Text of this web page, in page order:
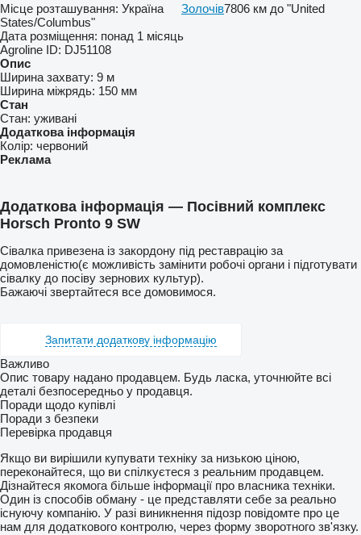
Місце розташування: Україна Золочів7806 км до "United
States/Columbus"
Дата розміщення: понад 1 місяць
Agroline ID: DJ51108
Опис
Ширина захвату: 9 м
Ширина міжрядь: 150 мм
Стан
Стан: уживані
Додаткова інформація
Колір: червоний
Реклама
Додаткова інформація — Посівний комплекс
Horsch Pronto 9 SW
Сівалка привезена із закордону під реставрацію за
домовленістю(є можливість замінити робочі органи і підготувати
сівалку до посіву зернових культур).
Бажаючі звертайтеся все домовимося.
Запитати додаткову інформацію
Важливо
Опис товару надано продавцем. Будь ласка, уточнюйте всі
деталі безпосередньо у продавця.
Поради щодо купівлі
Поради з безпеки
Перевірка продавця
Якщо ви вирішили купувати техніку за низькою ціною,
переконайтеся, що ви спілкуєтеся з реальним продавцем.
Дізнайтеся якомога більше інформації про власника техніки.
Один із способів обману - це представляти себе за реально
існуючу компанію. У разі виникнення підозр повідомте про це
нам для додаткового контролю, через форму зворотного зв'язку.